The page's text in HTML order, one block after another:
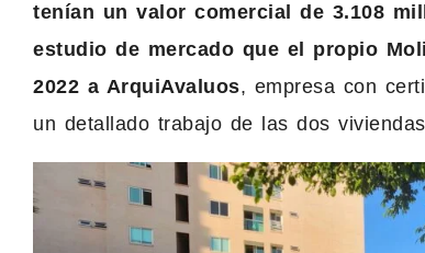
tenían un valor comercial de 3.108
estudio de mercado que el propio
2022 a ArquiAvaluos, empresa con
un detallado trabajo de las dos